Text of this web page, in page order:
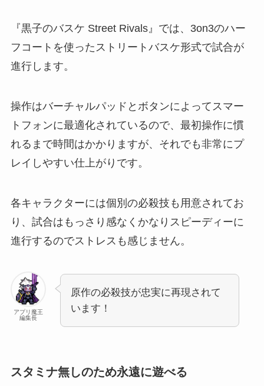
『黒子のバスケ Street Rivals』では、3on3のハー
フコートを使ったストリートバスケ形式で試合が
進行します。
操作はバーチャルパッドとボタンによってスマー
トフォンに最適化されているので、最初操作に慣
れるまで時間はかかりますが、それでも非常にプ
レイしやすい仕上がりです。
各キャラクターには個別の必殺技も用意されてお
り、試合はもっさり感なくかなりスピーディーに
進行するのでストレスも感じません。
アプリ魔王
編集長
原作の必殺技が忠実に再現されて
います！
スタミナ無しのため永遠に遊べる